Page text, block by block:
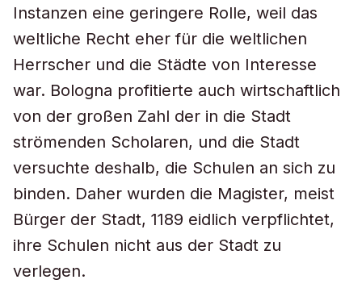
Instanzen eine geringere Rolle, weil das
weltliche Recht eher für die weltlichen
Herrscher und die Städte von Interesse
war. Bologna profitierte auch wirtschaftlich
von der großen Zahl der in die Stadt
strömenden Scholaren, und die Stadt
versuchte deshalb, die Schulen an sich zu
binden. Daher wurden die Magister, meist
Bürger der Stadt, 1189 eidlich verpflichtet,
ihre Schulen nicht aus der Stadt zu
verlegen.